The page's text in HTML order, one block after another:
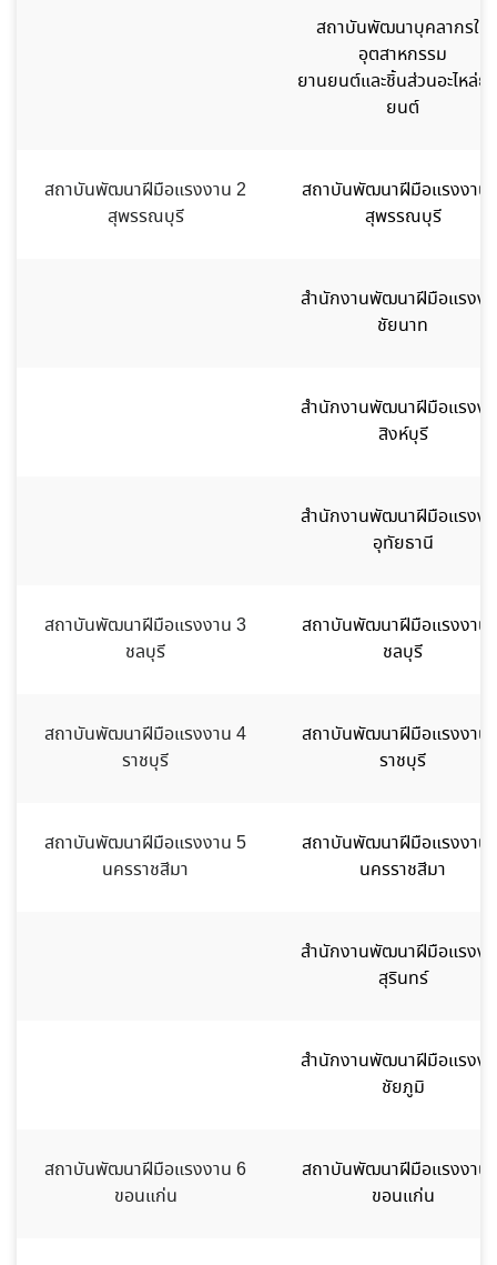
สถาบันพัฒนาบุคลากรใน
อุตสาหกรรม
ยานยนต์และชิ้นส่วนอะไหล่ย
ยนต์
สถาบันพัฒนาฝีมือแรงงาน 2
สุพรรณบุรี
สถาบันพัฒนาฝีมือแรงงาน
สุพรรณบุรี
สำนักงานพัฒนาฝีมือแรงง
ชัยนาท
สำนักงานพัฒนาฝีมือแรงง
สิงห์บุรี
สำนักงานพัฒนาฝีมือแรงง
อุทัยธานี
สถาบันพัฒนาฝีมือแรงงาน 3
ชลบุรี
สถาบันพัฒนาฝีมือแรงงาน
ชลบุรี
สถาบันพัฒนาฝีมือแรงงาน 4
ราชบุรี
สถาบันพัฒนาฝีมือแรงงาน
ราชบุรี
สถาบันพัฒนาฝีมือแรงงาน 5
นครราชสีมา
สถาบันพัฒนาฝีมือแรงงาน
นครราชสีมา
สำนักงานพัฒนาฝีมือแรงง
สุรินทร์
สำนักงานพัฒนาฝีมือแรงง
ชัยภูมิ
สถาบันพัฒนาฝีมือแรงงาน 6
ขอนแก่น
สถาบันพัฒนาฝีมือแรงงาน
ขอนแก่น